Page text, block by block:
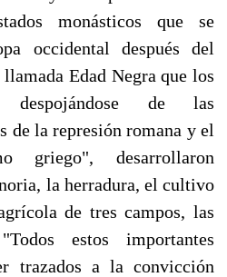
monásticos que se
occidental después del
Edad Negra que los
despojándose de las
de la represión romana y el
griego", desarrollaron
la herradura, el cultivo
de tres campos, las
estos importantes
trazados a la convicción